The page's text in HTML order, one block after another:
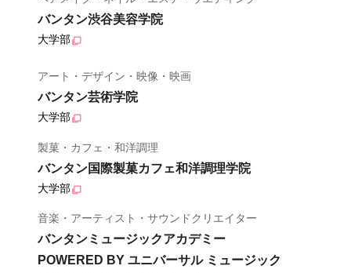
バンタン渋谷美容学院
大学部
アート・デザイン・映像・映画
バンタン芸術学院
大学部
製菓・カフェ・和洋調理
バンタン国際製菓カフェ和洋調理学院
大学部
音楽・アーティスト・サウンドクリエイター
バンタンミュージックアカデミー
POWERED BY ユニバーサル ミュージック